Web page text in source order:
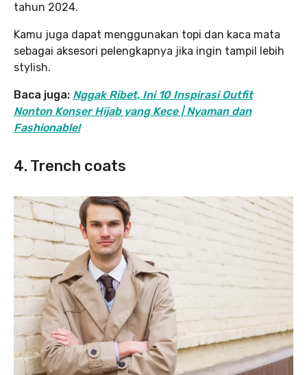
tahun 2024.
Kamu juga dapat menggunakan topi dan kaca mata
sebagai aksesori pelengkapnya jika ingin tampil lebih
stylish.
Baca juga: Nggak Ribet, Ini 10 Inspirasi Outfit
Nonton Konser Hijab yang Kece | Nyaman dan
Fashionable!
4. Trench coats